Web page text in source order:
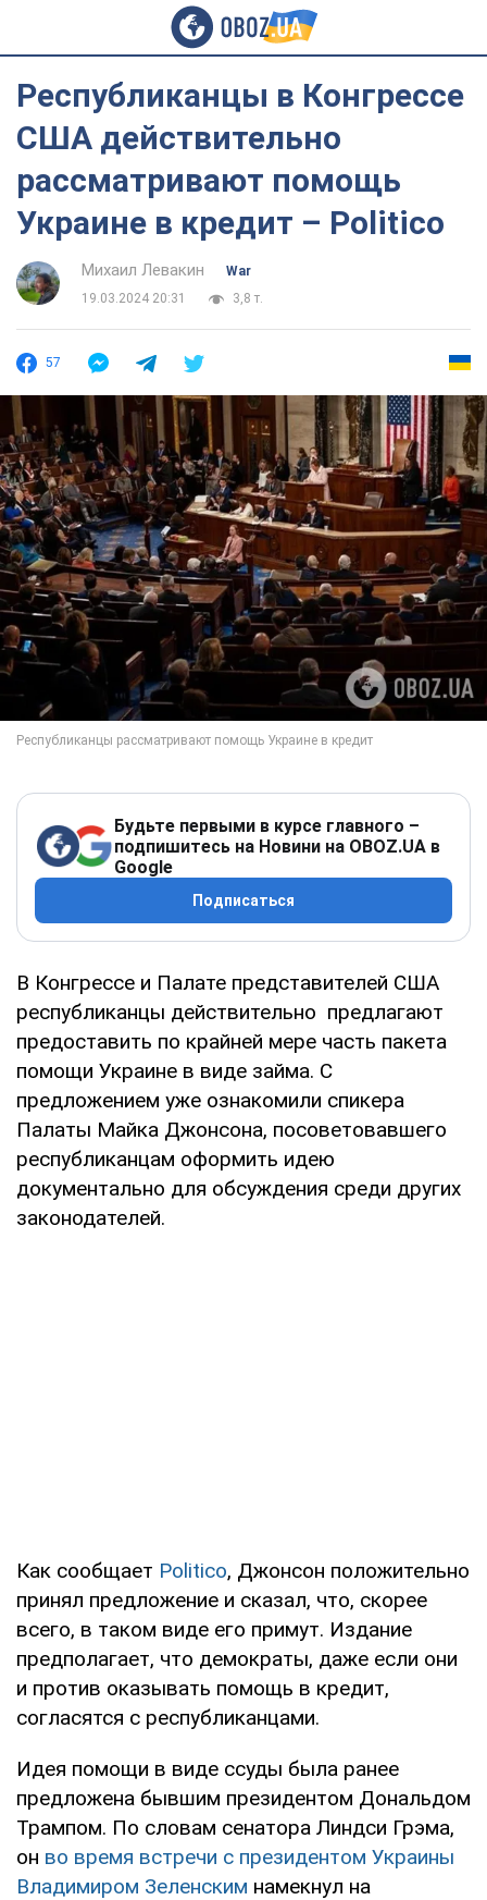
Республиканцы в Конгрессе
США действительно
рассматривают помощь
Украине в кредит – Politico
Михаил Левакин
War
19.03.2024 20:31
3,8 т.
57
Будьте первыми в курсе главного –
подпишитесь на Новини на OBOZ.UA в
Google
Подписаться
В Конгрессе и Палате представителей США
республиканцы действительно предлагают
предоставить по крайней мере часть пакета
помощи Украине в виде займа. С
предложением уже ознакомили спикера
Палаты Майка Джонсона, посоветовавшего
республиканцам оформить идею
документально для обсуждения среди других
законодателей.
Как сообщает Politico, Джонсон положительно
принял предложение и сказал, что, скорее
всего, в таком виде его примут. Издание
предполагает, что демократы, даже если они
и против оказывать помощь в кредит,
согласятся с республиканцами.
Идея помощи в виде ссуды была ранее
предложена бывшим президентом Дональдом
Трампом. По словам сенатора Линдси Грэма,
он во время встречи с президентом Украины
Владимиром Зеленским намекнул на